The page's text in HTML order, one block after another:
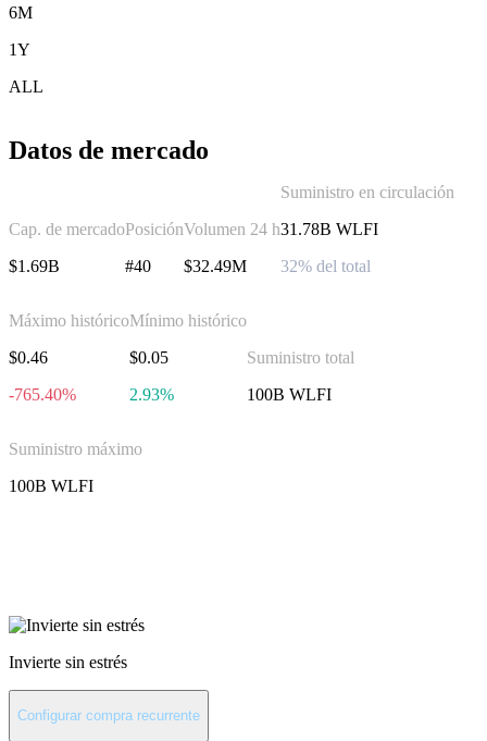
6M
1Y
ALL
Datos de mercado
Cap. de mercado
$1.69B
Posición
#40
Volumen 24 h
$32.49M
Suministro en circulación
31.78B WLFI
32% del total
Máximo histórico
$0.46
-765.40%
Mínimo histórico
$0.05
2.93%
Suministro total
100B WLFI
Suministro máximo
100B WLFI
Invierte sin estrés
Configurar compra recurrente